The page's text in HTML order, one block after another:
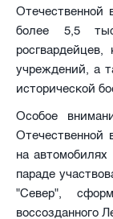
Отечественной
более 5,5
учреждений, а
исторической
Особое
Отечественной
на
параде
"Север",
воссозданного